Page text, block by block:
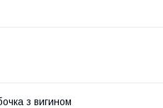
з вигином